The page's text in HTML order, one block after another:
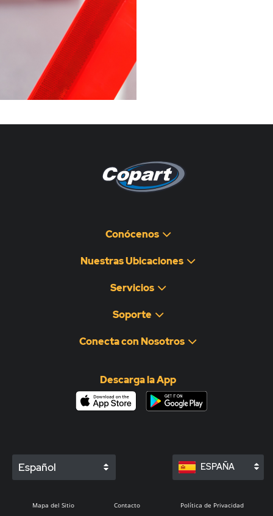
هذه الصفحة غير متوفرة
Conócenos
Nuestras Ubicaciones
Servicios
Soporte
Conecta con Nosotros
Descarga la App
Español ESPAÑA
Mapa del Sitio Contacto Política de Privacidad